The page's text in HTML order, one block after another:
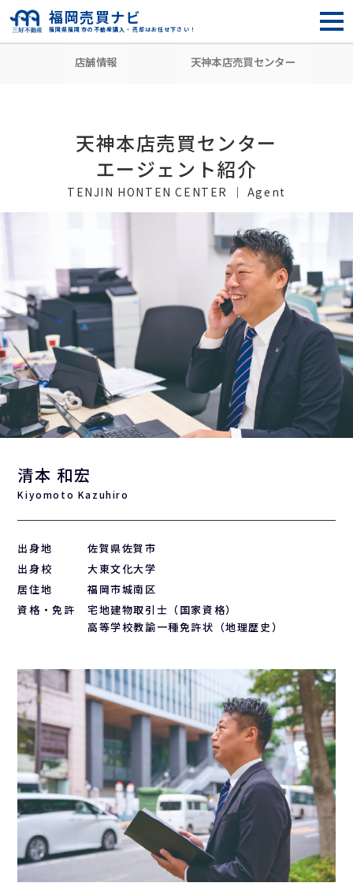
福岡県福岡市の不動産購入・売却はお任せ下さい！
福岡売買ナビ
店舗情報 天神本店売買センター
店舗情報 天神本店売買センター
天神本店売買センター
エージェント紹介
TENJIN HONTEN CENTER ｜ Agent
清本 和宏
Kiyomoto Kazuhiro
出身地
佐賀県佐賀市
出身校
大東文化大学
居住地
福岡市城南区
資格・免許
宅地建物取引士（国家資格）
高等学校教諭一種免許状（地理歴史）